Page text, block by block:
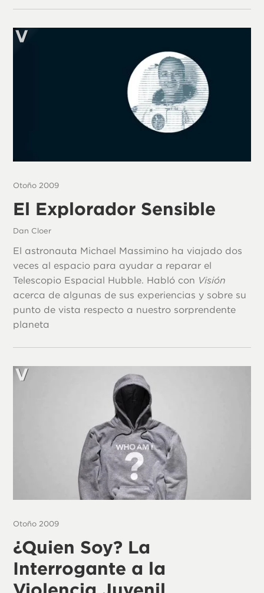
Otoño 2009
El Explorador Sensible
Dan Cloer
El astronauta Michael Massimino ha viajado dos
veces al espacio para ayudar a reparar el
Telescopio Espacial Hubble. Habló con Visión
acerca de algunas de sus experiencias y sobre su
punto de vista respecto a nuestro sorprendente
planeta
Otoño 2009
¿Quien Soy? La
Interrogante a la